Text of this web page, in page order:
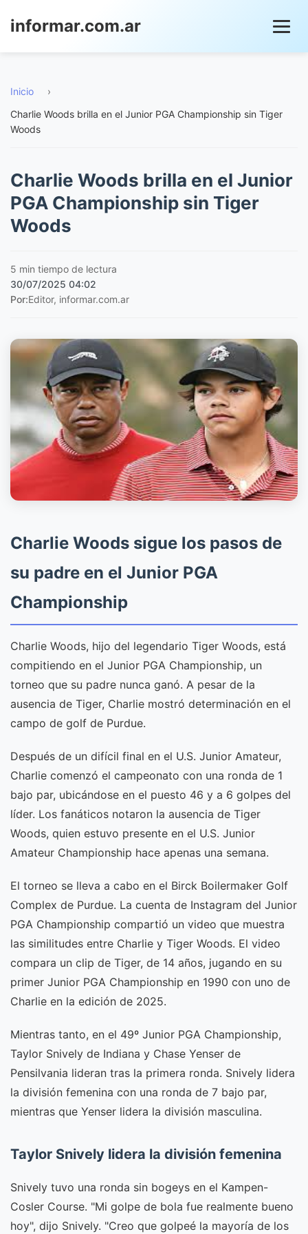
informar.com.ar
Inicio
›
Charlie Woods brilla en el Junior PGA Championship sin Tiger
Woods
Charlie Woods brilla en el Junior
PGA Championship sin Tiger
Woods
5 min tiempo de lectura
30/07/2025 04:02
Por:Editor, informar.com.ar
Charlie Woods sigue los pasos de
su padre en el Junior PGA
Championship
Charlie Woods, hijo del legendario Tiger Woods, está
compitiendo en el Junior PGA Championship, un
torneo que su padre nunca ganó. A pesar de la
ausencia de Tiger, Charlie mostró determinación en el
campo de golf de Purdue.
Después de un difícil final en el U.S. Junior Amateur,
Charlie comenzó el campeonato con una ronda de 1
bajo par, ubicándose en el puesto 46 y a 6 golpes del
líder. Los fanáticos notaron la ausencia de Tiger
Woods, quien estuvo presente en el U.S. Junior
Amateur Championship hace apenas una semana.
El torneo se lleva a cabo en el Birck Boilermaker Golf
Complex de Purdue. La cuenta de Instagram del Junior
PGA Championship compartió un video que muestra
las similitudes entre Charlie y Tiger Woods. El video
compara un clip de Tiger, de 14 años, jugando en su
primer Junior PGA Championship en 1990 con uno de
Charlie en la edición de 2025.
Mientras tanto, en el 49º Junior PGA Championship,
Taylor Snively de Indiana y Chase Yenser de
Pensilvania lideran tras la primera ronda. Snively lidera
la división femenina con una ronda de 7 bajo par,
mientras que Yenser lidera la división masculina.
Taylor Snively lidera la división femenina
Snively tuvo una ronda sin bogeys en el Kampen-
Cosler Course. "Mi golpe de bola fue realmente bueno
hoy", dijo Snively. "Creo que golpeé la mayoría de los